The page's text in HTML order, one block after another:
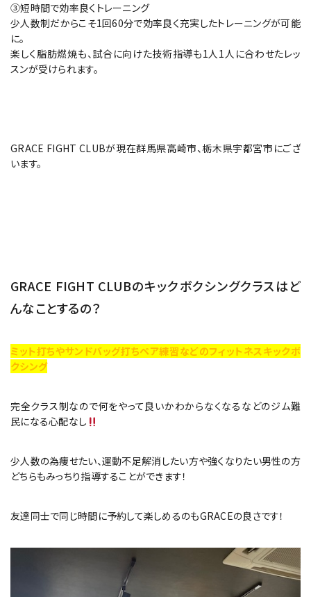
③短時間で効率良くトレーニング
少人数制だからこそ1回60分で効率良く充実したトレーニングが可能
に。
楽しく脂肪燃焼も、試合に向けた技術指導も1人1人に合わせたレッ
スンが受けられます。
GRACE FIGHT CLUBが現在群馬県高崎市、栃木県宇都宮市にござ
います。
GRACE FIGHT CLUBのキックボクシングクラスはど
んなことするの？
ミット打ちやサンドバッグ打ちペア練習などのフィットネスキックボ
クシング
完全クラス制なので何をやって良いかわからなくなるなどのジム難
民になる心配なし
少人数の為痩せたい、運動不足解消したい方や強くなりたい男性の方
どちらもみっちり指導することができます！
友達同士で同じ時間に予約して楽しめるのもGRACEの良さです！